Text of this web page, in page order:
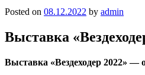
Posted on 08.12.2022 by admin
Выставка
Выставка «Вездеходер 2022» —